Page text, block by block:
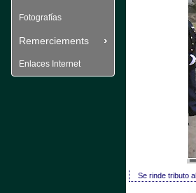
Fotografías
Remerciements
Enlaces Internet
Se rinde tributo